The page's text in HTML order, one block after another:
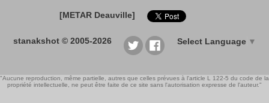
[METAR Deauville]
stanakshot © 2005-2026 Select Language ▼
"Aucune reproduction, même partielle, autres que celles prévues à l'article L 122-5 du code de la
propriété intellectuelle, ne peut être faite de ce site sans l'autorisation expresse de l'auteur."